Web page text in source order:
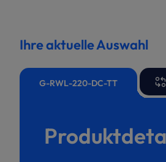
Ihre aktuelle Auswahl
G-RWL-220-DC-TT